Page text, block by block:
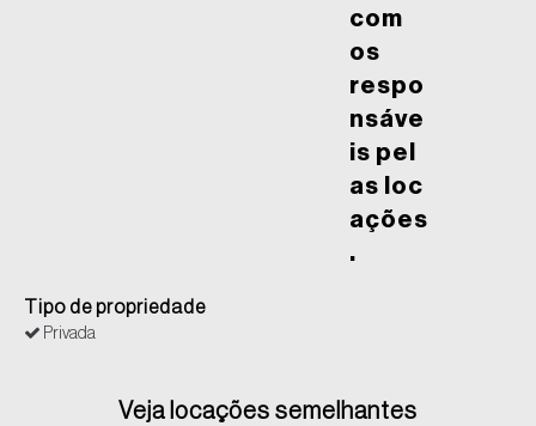
com
os
respo
nsáve
is pel
as loc
ações
.
Tipo de propriedade
Privada
Veja locações semelhantes